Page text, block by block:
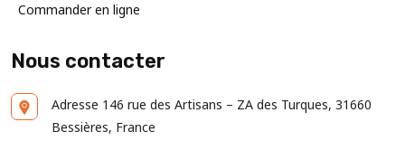
Commander en ligne
Nous contacter
Adresse 146 rue des Artisans – ZA des Turques, 31660
Bessières, France